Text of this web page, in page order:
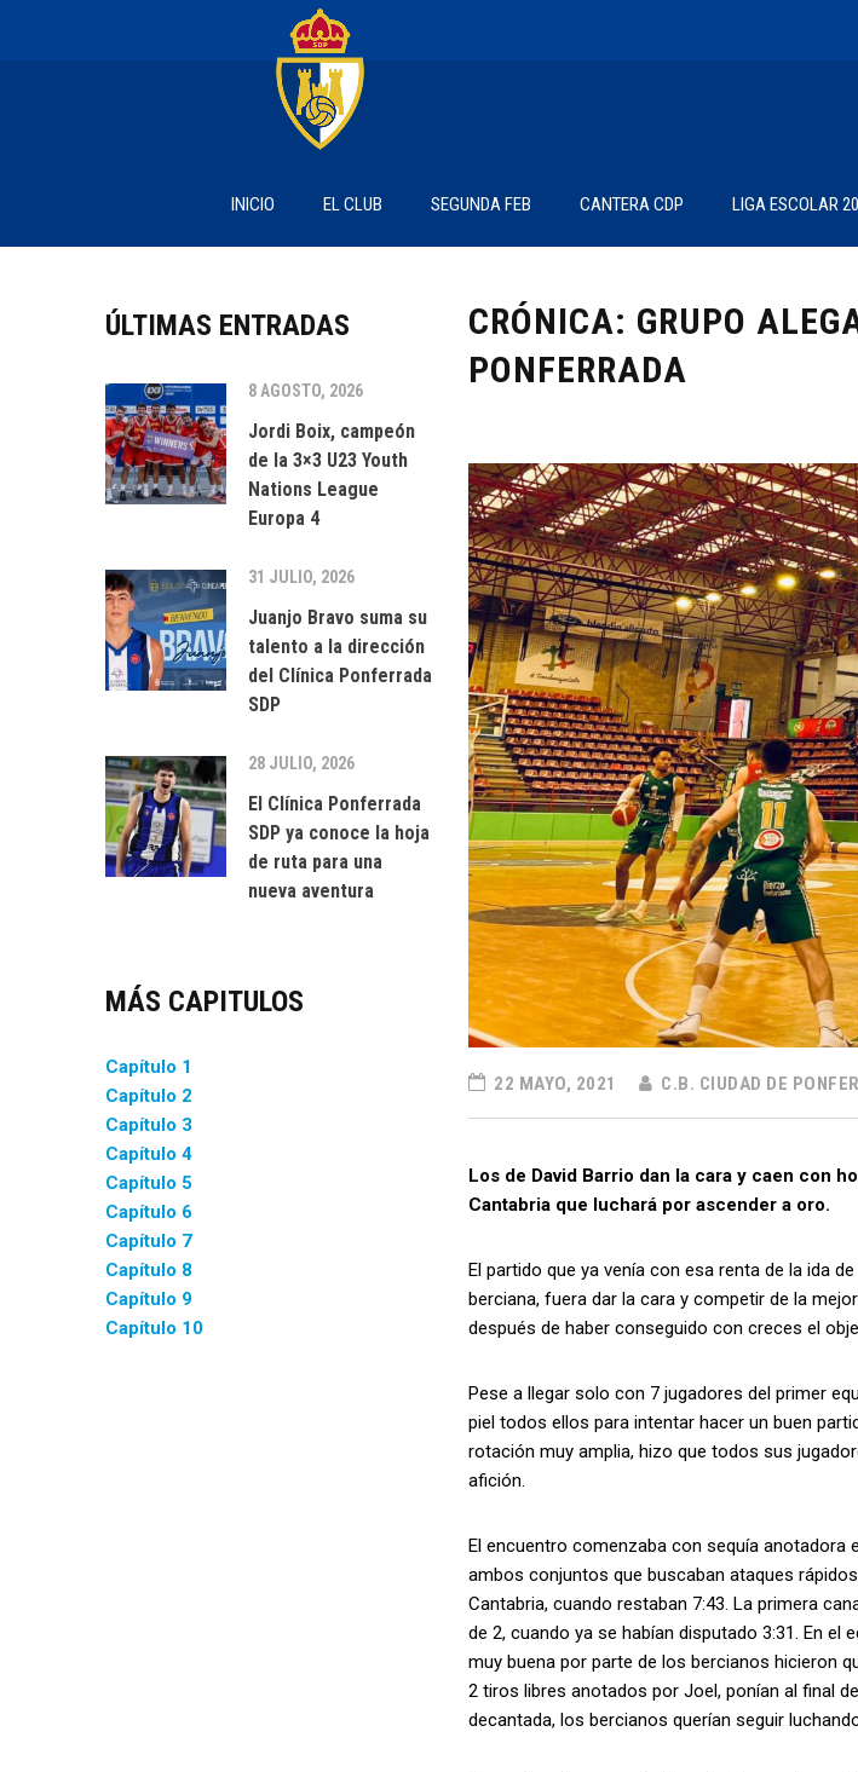
INICIO EL CLUB SEGUNDA FEB CANTERA CDP LIGA ESCOLAR
CRÓNICA: GRUPO
PONFERRADA
22 MAYO, 2021 C.B. CIUDAD DE
Los de David Barrio dan la cara y caen con
Cantabria que luchará por ascender a oro.
El partido que ya venía con esa renta de la ida
berciana, fuera dar la cara y competir de la
después de haber conseguido con creces el
Pese a llegar solo con 7 jugadores del primer
piel todos ellos para intentar hacer un buen
rotación muy amplia, hizo que todos sus
afición.
El encuentro comenzaba con sequía
ambos conjuntos que buscaban ataques
Cantabria, cuando restaban 7:43. La primera
de 2, cuando ya se habían disputado 3:31. En
muy buena por parte de los bercianos hicieron
2 tiros libres anotados por Joel, ponían al final
decantada, los bercianos querían seguir
ÚLTIMAS ENTRADAS
8 AGOSTO, 2026
Jordi Boix, campeón
de la 3×3 U23 Youth
Nations League
Europa 4
31 JULIO, 2026
Juanjo Bravo suma su
talento a la dirección
del Clínica Ponferrada
SDP
28 JULIO, 2026
El Clínica Ponferrada
SDP ya conoce la hoja
de ruta para una
nueva aventura
MÁS CAPITULOS
Capítulo 1
Capítulo 2
Capítulo 3
Capítulo 4
Capítulo 5
Capítulo 6
Capítulo 7
Capítulo 8
Capítulo 9
Capítulo 10